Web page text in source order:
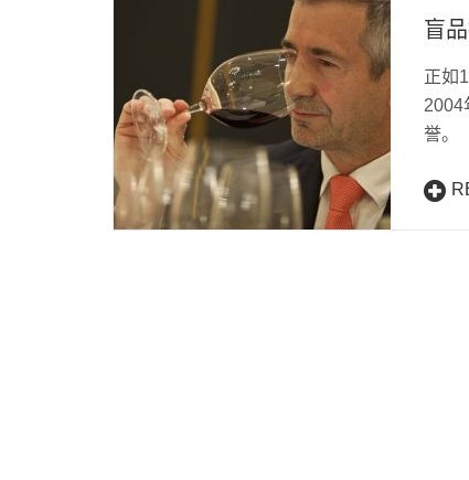
盲
正如
2004
誉。